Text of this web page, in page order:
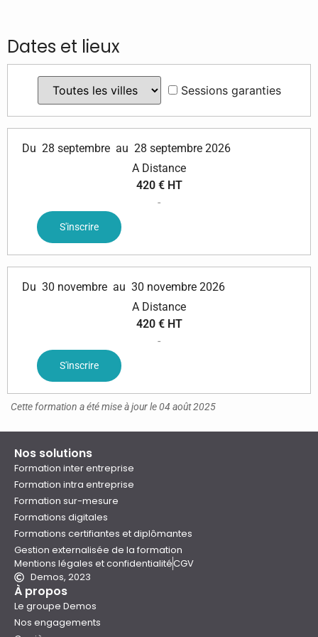
Dates et lieux
Sessions garanties
Du 28 septembre au 28 septembre 2026
A Distance
420 € HT
-
S'inscrire
Du 30 novembre au 30 novembre 2026
A Distance
420 € HT
-
S'inscrire
Cette formation a été mise à jour le 04 août 2025
Nos solutions
Formation inter entreprise
Formation intra entreprise
Formation sur-mesure
Formations digitales
Formations certifiantes et diplômantes
Gestion externalisée de la formation
Mentions légales et confidentialitéCGV
Demos, 2023
À propos
Le groupe Demos
Nos engagements